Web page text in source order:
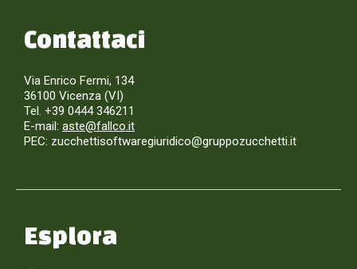
Contattaci
Via Enrico Fermi, 134
36100 Vicenza (VI)
Tel. +39 0444 346211
E-mail: aste@fallco.it
PEC: zucchettisoftwaregiuridico@gruppozucchetti.it
Esplora